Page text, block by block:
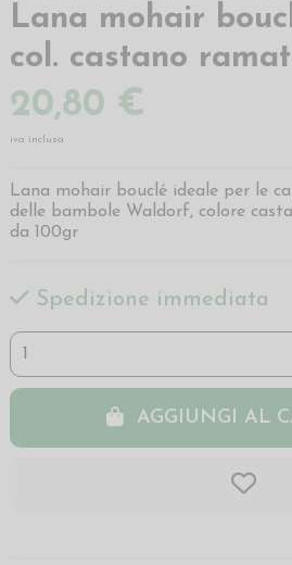
Lana mohair
col. castano
20,80 €
iva inclusa
Lana mohair bouclé ideale per le
delle bambole Waldorf, colore
da 100gr
Spedizione immediata
AGGIUNGI AL